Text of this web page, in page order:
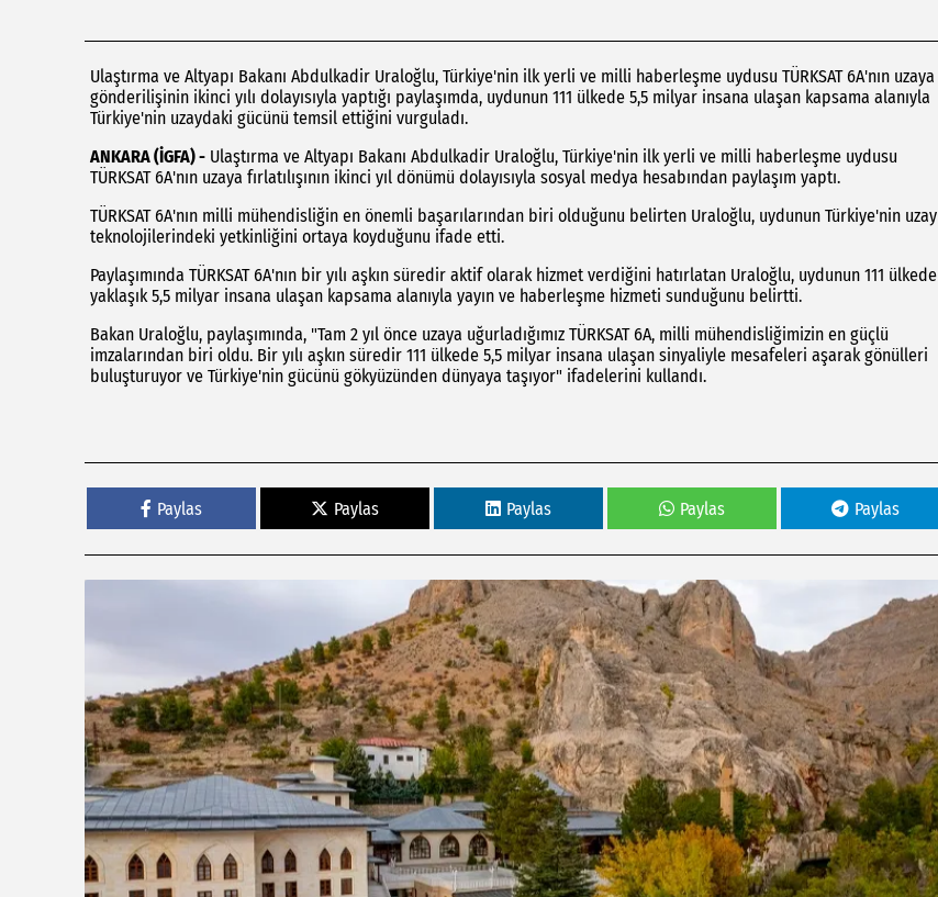
Ulaştırma ve Altyapı Bakanı Abdulkadir Uraloğlu, Türkiye'nin ilk yerli ve milli haberleşme uydusu TÜRKSAT 6A'nın uzaya
gönderilişinin ikinci yılı dolayısıyla yaptığı paylaşımda, uydunun 111 ülkede 5,5 milyar insana ulaşan kapsama alanıyla
Türkiye'nin uzaydaki gücünü temsil ettiğini vurguladı.
ANKARA (İGFA) - Ulaştırma ve Altyapı Bakanı Abdulkadir Uraloğlu, Türkiye'nin ilk yerli ve milli haberleşme uydusu
TÜRKSAT 6A'nın uzaya fırlatılışının ikinci yıl dönümü dolayısıyla sosyal medya hesabından paylaşım yaptı.
TÜRKSAT 6A'nın milli mühendisliğin en önemli başarılarından biri olduğunu belirten Uraloğlu, uydunun Türkiye'nin uzay
teknolojilerindeki yetkinliğini ortaya koyduğunu ifade etti.
Paylaşımında TÜRKSAT 6A'nın bir yılı aşkın süredir aktif olarak hizmet verdiğini hatırlatan Uraloğlu, uydunun 111 ülkede
yaklaşık 5,5 milyar insana ulaşan kapsama alanıyla yayın ve haberleşme hizmeti sunduğunu belirtti.
Bakan Uraloğlu, paylaşımında, "Tam 2 yıl önce uzaya uğurladığımız TÜRKSAT 6A, milli mühendisliğimizin en güçlü
imzalarından biri oldu. Bir yılı aşkın süredir 111 ülkede 5,5 milyar insana ulaşan sinyaliyle mesafeleri aşarak gönülleri
buluşturuyor ve Türkiye'nin gücünü gökyüzünden dünyaya taşıyor" ifadelerini kullandı.
Paylas Paylas Paylas Paylas Paylas